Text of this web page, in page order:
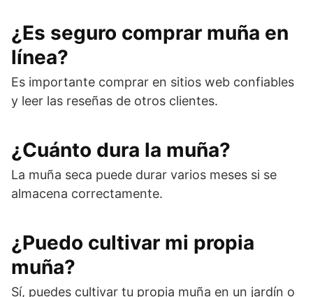
¿Es seguro comprar muña en
línea?
Es importante comprar en sitios web confiables
y leer las reseñas de otros clientes.
¿Cuánto dura la muña?
La muña seca puede durar varios meses si se
almacena correctamente.
¿Puedo cultivar mi propia
muña?
Sí, puedes cultivar tu propia muña en un jardín o